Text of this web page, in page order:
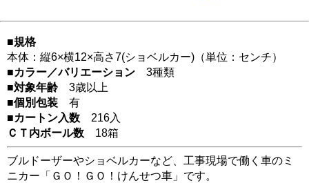
■規格
本体：縦6×横12×高さ7(ショベルカー)（単位：センチ）
■カラー／バリエーション 3種類
■対象年齢 3歳以上
■個別包装 有
■カートン入数 216入
ＣＴ内ボール数 18箱
ブルドーザーやショベルカーなど、工事現場で働く車のミ
ニカー「ＧＯ！ＧＯ！けんせつ車」です。